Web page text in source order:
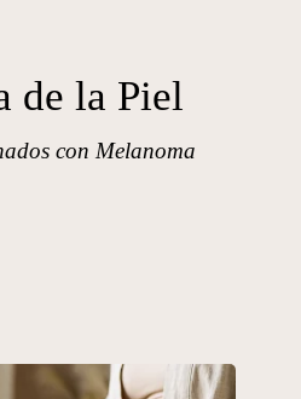
de la Piel
con Melanoma